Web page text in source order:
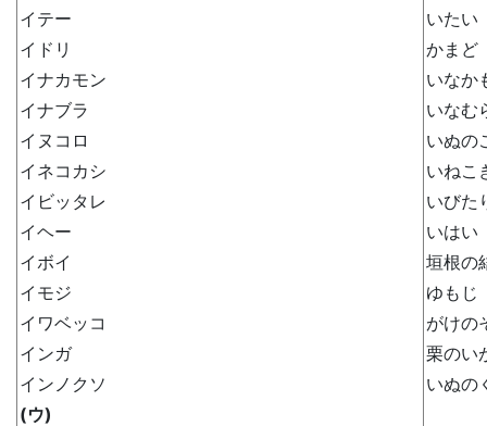
イテー
いたい
イドリ
かまど
イナカモン
いなか
イナブラ
いなむ
イヌコロ
いぬの
イネコカシ
いねこ
イビッタレ
いびた
イヘー
いはい
イボイ
垣根の
イモジ
ゆもじ
イワベッコ
がけの
インガ
栗のい
インノクソ
いぬの
(ウ)